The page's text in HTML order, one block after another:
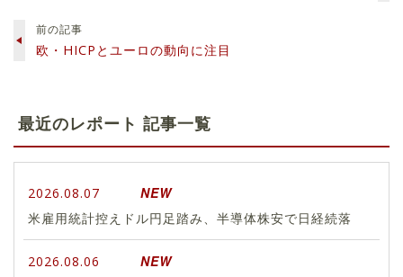
前の記事
欧・HICPとユーロの動向に注目
最近のレポート 記事一覧
2026.08.07 NEW
米雇用統計控えドル円足踏み、半導体株安で日経続落
2026.08.06 NEW